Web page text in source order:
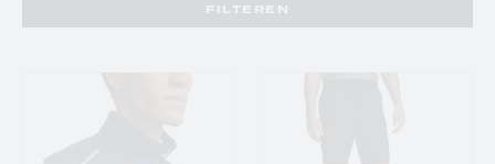
FILTEREN